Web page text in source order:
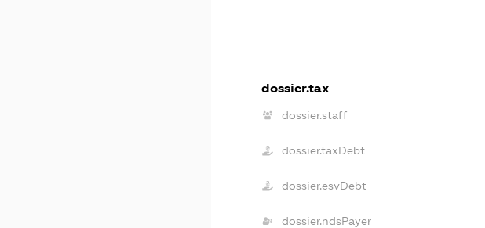
dossier.tax
dossier.staff
dossier.taxDebt
dossier.esvDebt
dossier.ndsPayer